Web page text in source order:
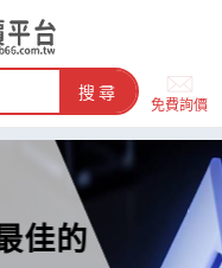
搜尋
免費詢價